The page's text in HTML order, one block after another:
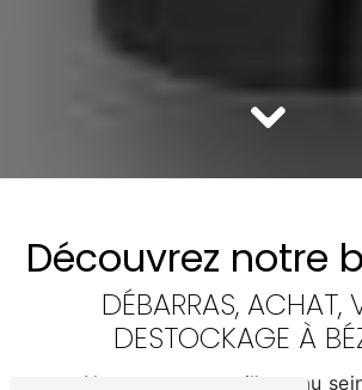
Découvrez notre
DÉBARRAS, ACHAT,
DESTOCKAGE À
Nous vous accueillons au